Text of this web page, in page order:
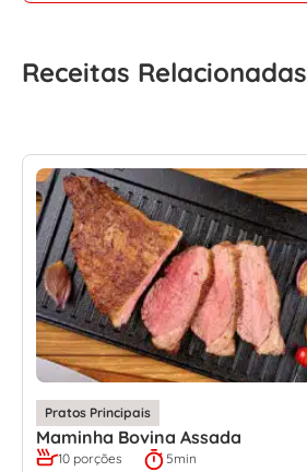
Receitas Relacionadas
Pratos Principais
Maminha Bovina Assada
10 porções 5min